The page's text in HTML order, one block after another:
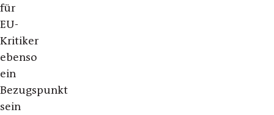
für
EU-
Kritiker
ebenso
ein
Bezugspunkt
sein